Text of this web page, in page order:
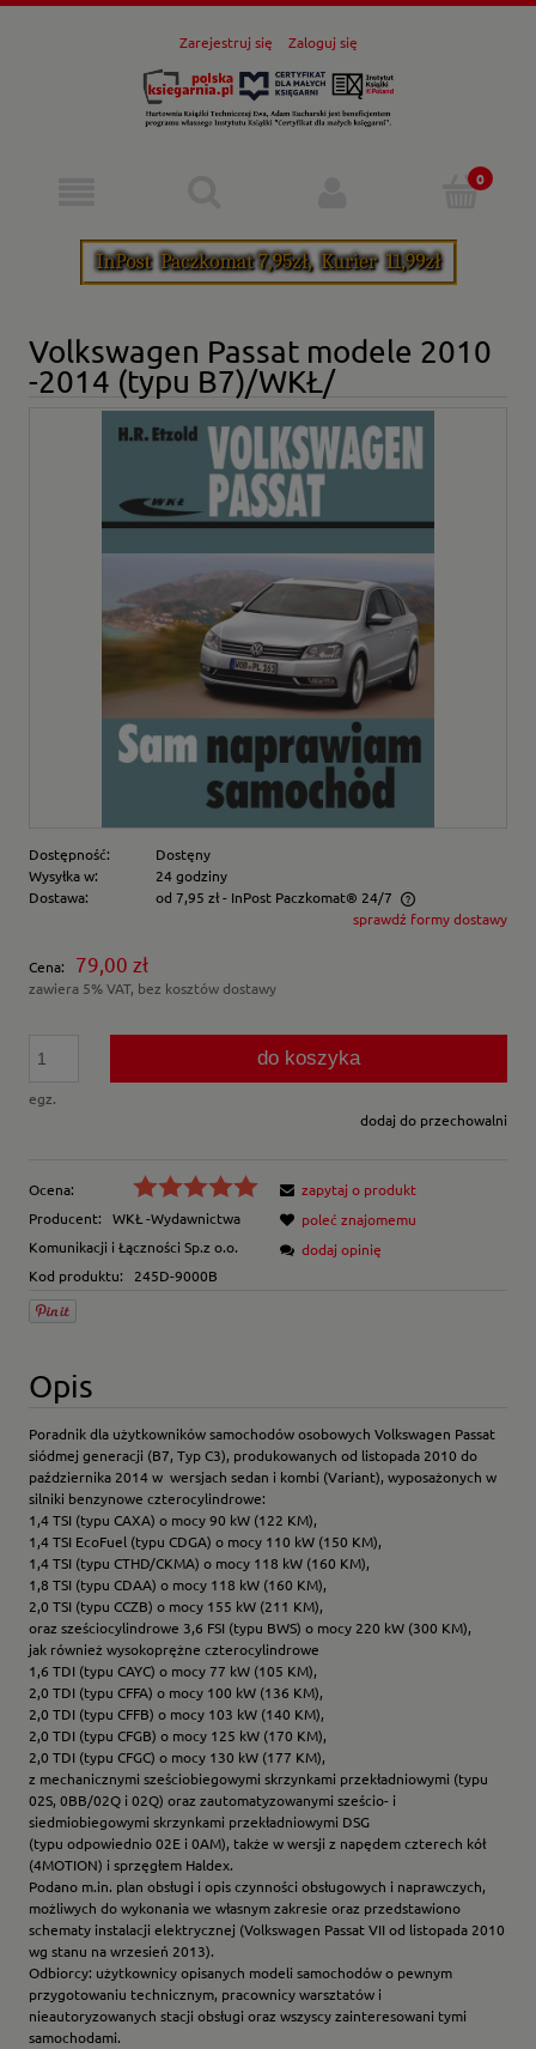
Zarejestruj się Zaloguj się
Volkswagen Passat modele 2010
-2014 (typu B7)/WKŁ/
Dostępność:
Dostęny
Wysyłka w:
24 godziny
Dostawa:
od 7,95 zł- InPost Paczkomat® 24/7
Cena nie zawiera ewentualnych kosztów płatnościsprawdź formy dostawy
Cena: 79,00 zł
zawiera 5% VAT, bez kosztów dostawy
egz.
do koszyka
dodaj do przechowalni
Ocena:
Producent:
WKŁ -Wydawnictwa
Komunikacji i Łączności Sp.z o.o.
Kod produktu:
245D-9000B
zapytaj o produkt
poleć znajomemu
dodaj opinię
Opis
Poradnik dla użytkowników samochodów osobowych Volkswagen Passat
siódmej generacji (B7, Typ C3), produkowanych od listopada 2010 do
października 2014 w wersjach sedan i kombi (Variant), wyposażonych w
silniki benzynowe czterocylindrowe:
1,4 TSI (typu CAXA) o mocy 90 kW (122 KM),
1,4 TSI EcoFuel (typu CDGA) o mocy 110 kW (150 KM),
1,4 TSI (typu CTHD/CKMA) o mocy 118 kW (160 KM),
1,8 TSI (typu CDAA) o mocy 118 kW (160 KM),
2,0 TSI (typu CCZB) o mocy 155 kW (211 KM),
oraz sześciocylindrowe 3,6 FSI (typu BWS) o mocy 220 kW (300 KM),
jak również wysokoprężne czterocylindrowe
1,6 TDI (typu CAYC) o mocy 77 kW (105 KM),
2,0 TDI (typu CFFA) o mocy 100 kW (136 KM),
2,0 TDI (typu CFFB) o mocy 103 kW (140 KM),
2,0 TDI (typu CFGB) o mocy 125 kW (170 KM),
2,0 TDI (typu CFGC) o mocy 130 kW (177 KM),
z mechanicznymi sześciobiegowymi skrzynkami przekładniowymi (typu
02S, 0BB/02Q i 02Q) oraz zautomatyzowanymi sześcio- i
siedmiobiegowymi skrzynkami przekładniowymi DSG
(typu odpowiednio 02E i 0AM), także w wersji z napędem czterech kół
(4MOTION) i sprzęgłem Haldex.
Podano m.in. plan obsługi i opis czynności obsługowych i naprawczych,
możliwych do wykonania we własnym zakresie oraz przedstawiono
schematy instalacji elektrycznej (Volkswagen Passat VII od listopada 2010
wg stanu na wrzesień 2013).
Odbiorcy: użytkownicy opisanych modeli samochodów o pewnym
przygotowaniu technicznym, pracownicy warsztatów i
nieautoryzowanych stacji obsługi oraz wszyscy zainteresowani tymi
samochodami.